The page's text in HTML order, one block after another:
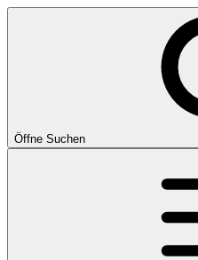
Öffne Suchen